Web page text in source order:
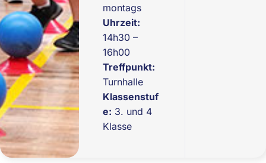
montags
Uhrzeit:
14h30 –
16h00
Treffpunkt:
Turnhalle
Klassenstuf
e: 3. und 4
Klasse